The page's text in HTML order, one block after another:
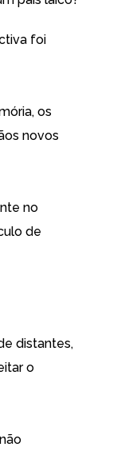
foi
os
novos
no
de
distantes,
o